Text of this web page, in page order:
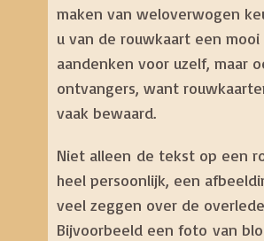
maken van weloverwogen
u van de rouwkaart een mooi
aandenken voor uzelf, maar
ontvangers, want
vaak bewaard.
Niet alleen de tekst op een
heel persoonlijk, een
veel zeggen over de
Bijvoorbeeld een foto van